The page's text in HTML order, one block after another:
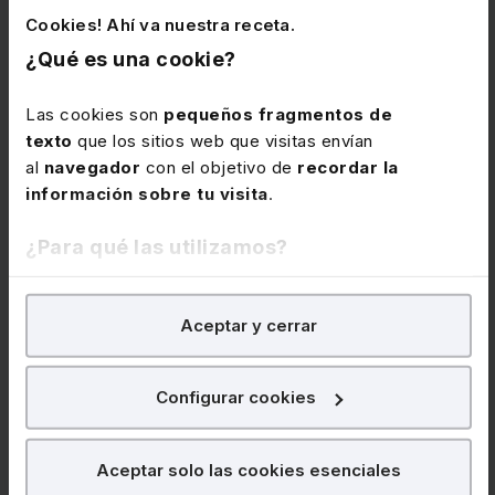
Cookies! Ahí va nuestra receta.
¿Qué es una cookie?
Las cookies son pequeños fragmentos de
texto que los sitios web que visitas envían
al navegador con el objetivo de recordar la
información sobre tu visita.
¿Para qué las utilizamos?
En Lefebvre utilizamos las cookies confines
para tratar demejorar tu experiencia
nuestra página web. También con fines publicitarios,
¿Qué puedes hacer?
Aceptar y cerrar
Configurar cookies
Aceptar solo las cookies esenciales
Memento Personas con Discapacidad